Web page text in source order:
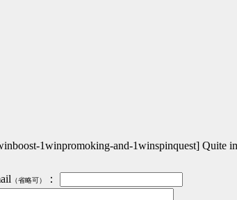
1winpromoking-and-1winspinquest] Quite
（省略可） ：